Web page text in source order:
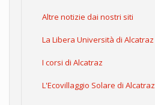
Altre notizie dai nostri siti
La Libera Università di Alcatraz
I corsi di Alcatraz
L'Ecovillaggio Solare di Alcatraz